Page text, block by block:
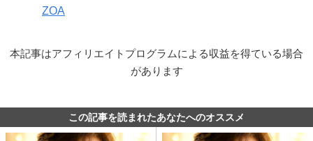
ZOA
本記事はアフィリエイトプログラムによる収益を得ている場合
があります
この記事を読まれたあなたへのオススメ